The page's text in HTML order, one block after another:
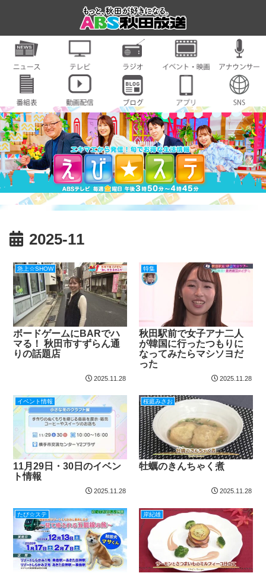
2025-11
急上☆SHOW
ボードゲームにBARでハ
マる！ 秋田市すずらん通
りの話題店
2025.11.28
特集
秋田駅前で女子アナ二人
が韓国に行ったつもりに
なってみたらマシソヨだ
った
2025.11.28
イベント情報
11月29日・30日のイベン
ト情報
2025.11.28
桜庭みさお
牡蠣のきんちゃく煮
2025.11.28
たび☆ステ 岸紀雄